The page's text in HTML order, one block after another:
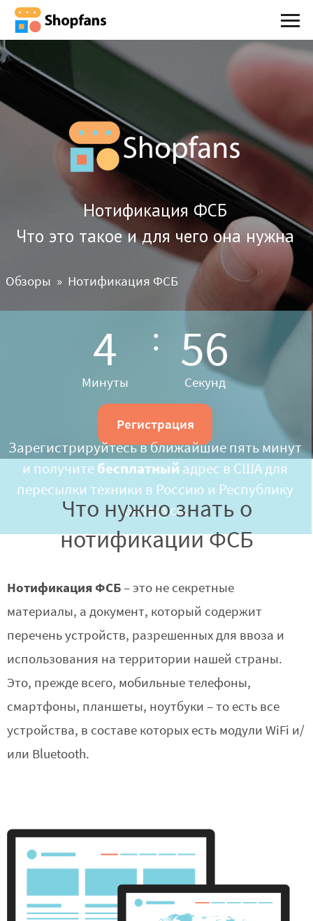
Нотификация ФСБ
Что это такое и для чего она нужна
Обзоры Нотификация ФСБ
4
Минуты
55
Секунд
Регистрация
Зарегистрируйтесь в ближайшие пять минут
и получитебесплатный адрес в США для
пересылки техники в Россию и Республику
Беларусь.
Что нужно знать о
нотификации ФСБ
Нотификация ФСБ– это не секретные
материалы, а документ, который содержит
перечень устройств, разрешенных для ввоза и
использования на территории нашей страны.
Это, прежде всего, мобильные телефоны,
смартфоны, планшеты, ноутбуки – то есть все
устройства, в составе которых есть модули WiFi и/
или Bluetooth.